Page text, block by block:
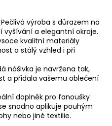
Pečlivá výroba s důrazem na
vyšívání a elegantní okraje.
kvalitní materiály
a stálý vzhled i při
nášivka je navržena tak,
a přidala vašemu oblečení
doplněk pro fanoušky
snadno aplikuje pouhým
nebo jiné textilie.